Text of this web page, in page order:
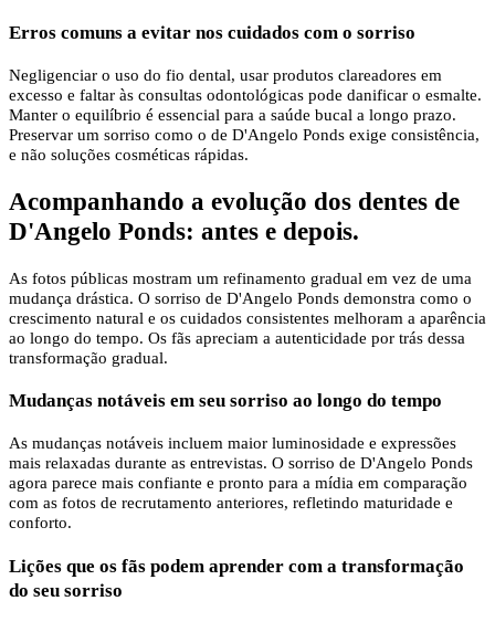
Erros comuns a evitar nos cuidados com o sorriso
Negligenciar o uso do fio dental, usar produtos clareadores em
excesso e faltar às consultas odontológicas pode danificar o esmalte.
Manter o equilíbrio é essencial para a saúde bucal a longo prazo.
Preservar um sorriso como o de D'Angelo Ponds exige consistência,
e não soluções cosméticas rápidas.
Acompanhando a evolução dos dentes de
D'Angelo Ponds: antes e depois.
As fotos públicas mostram um refinamento gradual em vez de uma
mudança drástica. O sorriso de D'Angelo Ponds demonstra como o
crescimento natural e os cuidados consistentes melhoram a aparência
ao longo do tempo. Os fãs apreciam a autenticidade por trás dessa
transformação gradual.
Mudanças notáveis ​​em seu sorriso ao longo do tempo
As mudanças notáveis ​​incluem maior luminosidade e expressões
mais relaxadas durante as entrevistas. O sorriso de D'Angelo Ponds
agora parece mais confiante e pronto para a mídia em comparação
com as fotos de recrutamento anteriores, refletindo maturidade e
conforto.
Lições que os fãs podem aprender com a transformação
do seu sorriso